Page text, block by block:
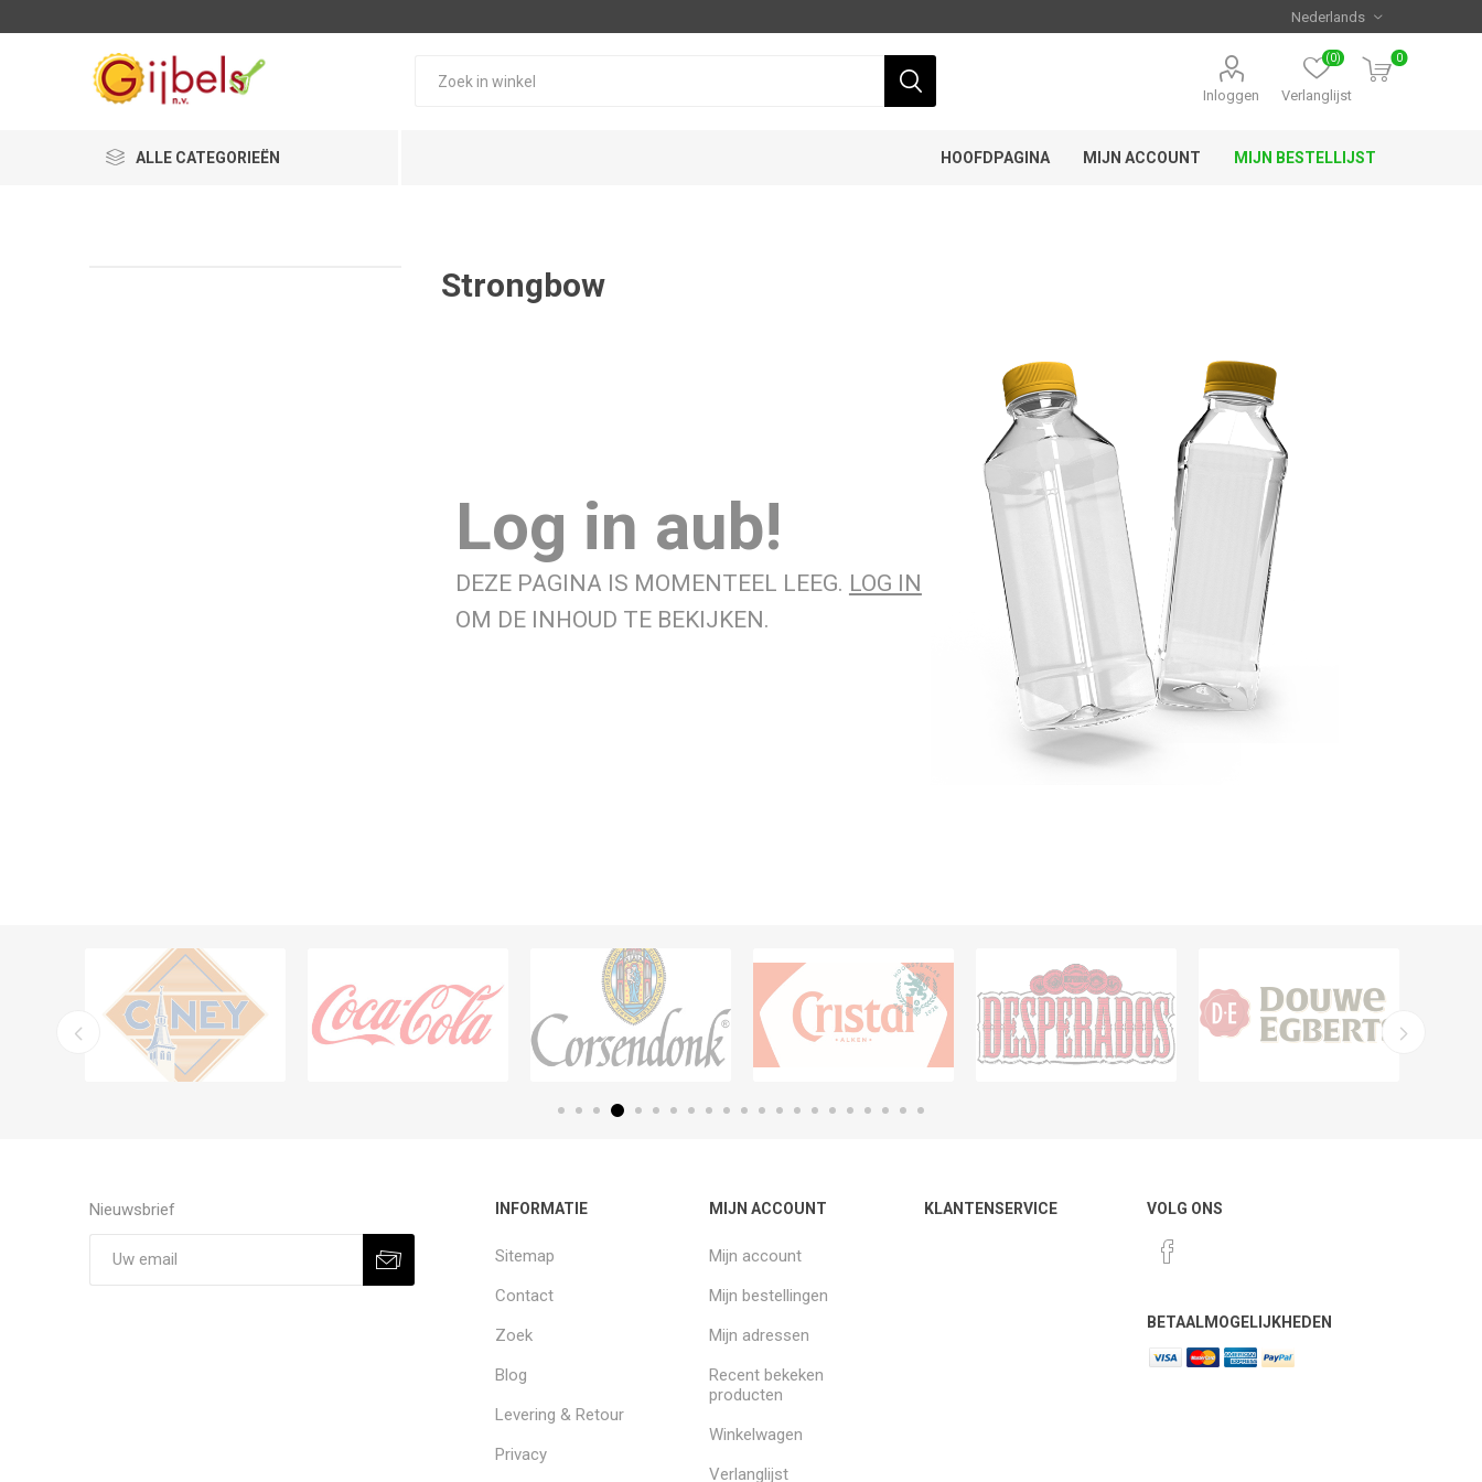
Inloggen Verlanglijst
(0) 0
ALLE CATEGORIEËN HOOFDPAGINA MIJN ACCOUNT MIJN BESTELLIJST
Strongbow
Log in aub!
DEZE PAGINA IS MOMENTEEL LEEG. LOG IN
OM DE INHOUD TE BEKIJKEN.
Nieuwsbrief INFORMATIE
Sitemap
Contact
Zoek
Blog
Levering & Retour
Privacy
MIJN ACCOUNT
Mijn account
Mijn bestellingen
Mijn adressen
Recent bekeken
producten
Winkelwagen
Verlanglijst
KLANTENSERVICE VOLG ONS
BETAALMOGELIJKHEDEN